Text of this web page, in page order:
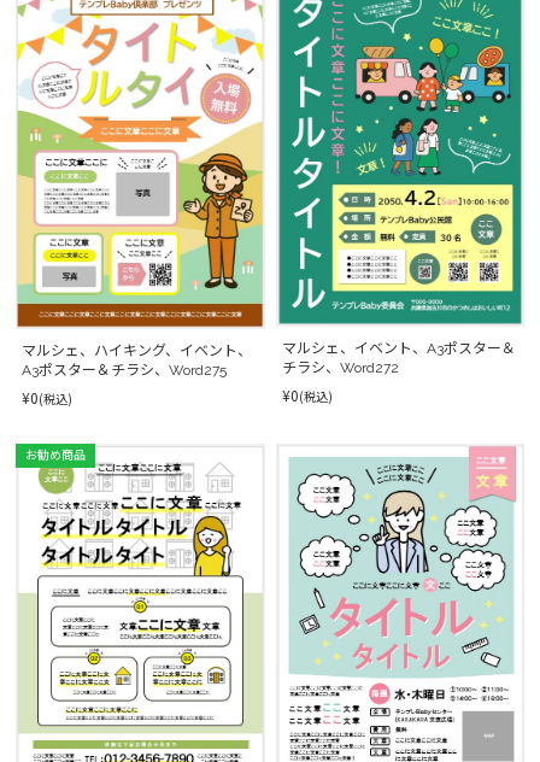
マルシェ、ハイキング、イベント、
A3ポスター＆チラシ、Word275
¥0(税込)
マルシェ、イベント、A3ポスター＆
チラシ、Word272
¥0(税込)
お勧め商品